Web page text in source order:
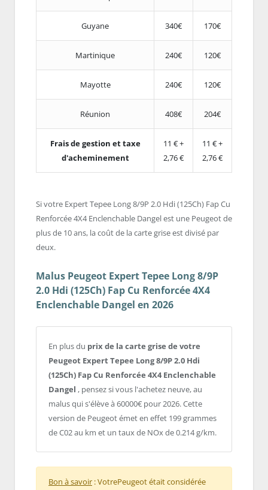
Guyane 340€ 170€
Martinique 240€ 120€
Mayotte 240€ 120€
Réunion 408€ 204€
Frais de gestion et taxe
d'acheminement
11 € +
2,76 €
11 € +
2,76 €
Si votre Expert Tepee Long 8/9P 2.0 Hdi (125Ch) Fap Cu
Renforcée 4X4 Enclenchable Dangel est une Peugeot de
plus de 10 ans, la coût de la carte grise est divisé par
deux.
Malus Peugeot Expert Tepee Long 8/9P
2.0 Hdi (125Ch) Fap Cu Renforcée 4X4
Enclenchable Dangel en 2026
En plus du prix de la carte grise de votre
Peugeot Expert Tepee Long 8/9P 2.0 Hdi
(125Ch) Fap Cu Renforcée 4X4 Enclenchable
Dangel , pensez si vous l'achetez neuve, au
malus qui s'élève à 60000€ pour 2026. Cette
version de Peugeot émet en effet 199 grammes
de C02 au km et un taux de NOx de 0.214 g/km.
Bon à savoir : VotrePeugeot était considérée